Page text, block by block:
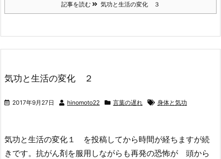
記事を読む 気功と生活の変化 ３
気功と生活の変化 ２
2017年9月27日 hinomoto22 言葉の遅れ 身体と気功
気功と生活の変化１ を投稿してから時間が経ちますが続
きです。抗がん剤を服用しながらも再発の恐怖が 頭から